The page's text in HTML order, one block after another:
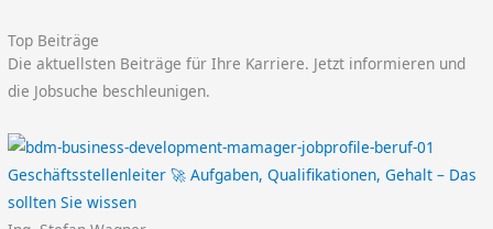
Top Beiträge
Die aktuellsten Beiträge für Ihre Karriere. Jetzt informieren und
die Jobsuche beschleunigen.
Geschäftsstellenleiter 🚀 Aufgaben, Qualifikationen, Gehalt – Das
sollten Sie wissen